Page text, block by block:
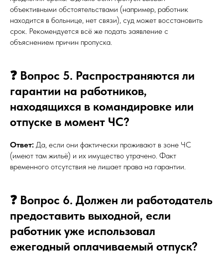
объективными обстоятельствами (например, работник
находится в больнице, нет связи), суд может восстановить
срок. Рекомендуется всё же подать заявление с
объяснением причин пропуска.
❓ Вопрос 5. Распространяются ли
гарантии на работников,
находящихся в командировке или
отпуске в момент ЧС?
Ответ: Да, если они фактически проживают в зоне ЧС
(имеют там жильё) и их имущество утрачено. Факт
временного отсутствия не лишает права на гарантии.
❓ Вопрос 6. Должен ли работодатель
предоставить выходной, если
работник уже использовал
ежегодный оплачиваемый отпуск?